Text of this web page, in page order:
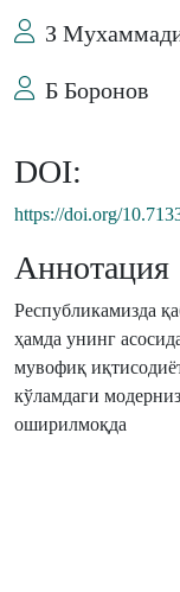
З
Б Боронов
DOI:
https://doi.org/
Аннотация
Республикамизда
ҳамда унинг
мувофиқ
кўламдаги
оширилмоқда